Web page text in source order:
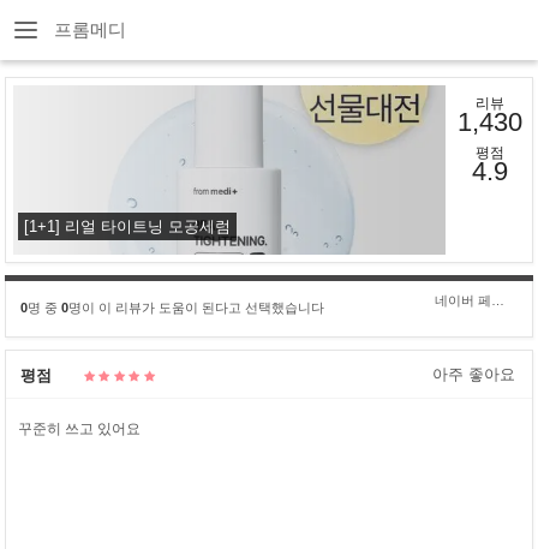
프롬메디
[1+1] 리얼 타이트닝 모공세럼
리뷰
1,430
평점
4.9
0명 중 0명이 이 리뷰가 도움이 된다고 선택했습니다
평점 아주 좋아요
꾸준히 쓰고 있어요